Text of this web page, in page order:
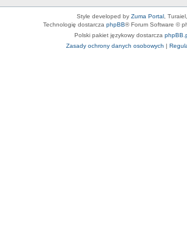
Style developed by Zuma Portal , Turaiel,
Technologię dostarcza phpBB® Forum Software ©
Polski pakiet językowy dostarcza
Zasady ochrony danych osobowych |